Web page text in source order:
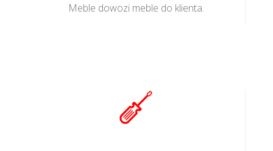
Meble dowozi meble do klienta.